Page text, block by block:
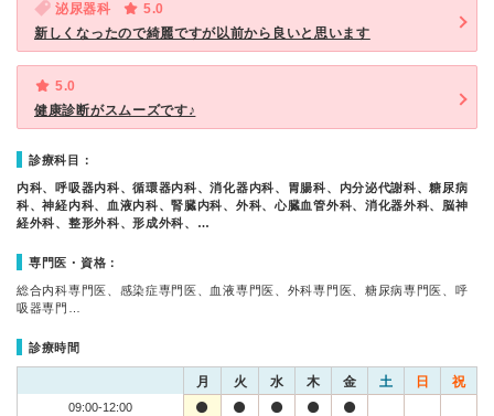
泌尿器科
5.0
新しくなったので綺麗ですが以前から良いと思います
5.0
健康診断がスムーズです♪
診療科目：
内科、呼吸器内科、循環器内科、消化器内科、胃腸科、内分泌代謝科、糖尿病
科、神経内科、血液内科、腎臓内科、外科、心臓血管外科、消化器外科、脳神
経外科、整形外科、形成外科、…
専門医・資格：
総合内科専門医、感染症専門医、血液専門医、外科専門医、糖尿病専門医、呼
吸器専門…
診療時間
月 火 水 木 金 土 日 祝
09:00-12:00